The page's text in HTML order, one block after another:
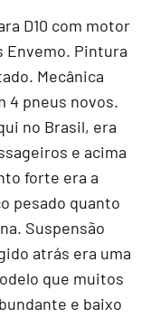
D10 com motor
Envemo. Pintura
Mecânica
4 pneus novos.
no Brasil, era
e acima
forte era a
pesado quanto
Suspensão
atrás era uma
que muitos
e baixo